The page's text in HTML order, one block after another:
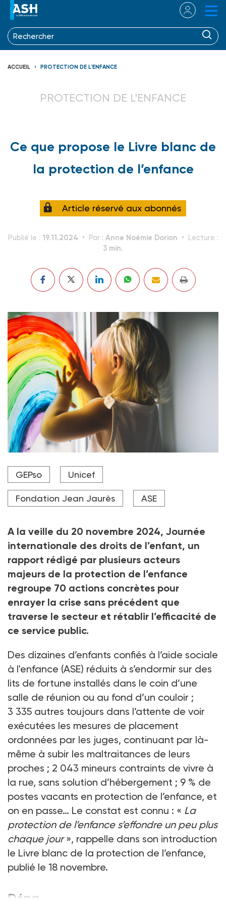
ACCUEIL PROTECTION DE L'ENFANCE
PROTECTION DE L'ENFANCE
Ce que propose le Livre blanc de
la protection de l’enfance
Article réservé aux abonnés
Publié le : 19.11.2024 Par : Anne Noémie Dorion Lecture :
3 min.
« La protection de l’enfance s’effondre un peu plus
chaque jour », rappelle dans son introduction le Livre
novembre.
GEPso Unicef
Fondation Jean Jaurès ASE
A la veille du 20 novembre 2024, Journée
internationale des droits de l’enfant, un
rapport rédigé par plusieurs acteurs
majeurs de la protection de l’enfance
regroupe 70 actions concrètes pour
enrayer la crise sans précédent que
traverse le secteur et rétablir l’efficacité de
ce service public.
Des dizaines d’enfants confiés à l’aide sociale
à l'enfance (ASE) réduits à s’endormir sur des
lits de fortune installés dans le coin d’une
salle de réunion ou au fond d’un couloir ;
3 335 autres toujours dans l’attente de voir
exécutées les mesures de placement
ordonnées par les juges, continuant par là-
même à subir les maltraitances de leurs
proches ; 2 043 mineurs contraints de vivre à
la rue, sans solution d’hébergement ; 9 % de
postes vacants en protection de l’enfance, et
on en passe… Le constat est connu : « La
protection de l’enfance s’effondre un peu plus
chaque jour », rappelle dans son introduction
le Livre blanc de la protection de l’enfance,
publié le 18 novembre.
Dépa